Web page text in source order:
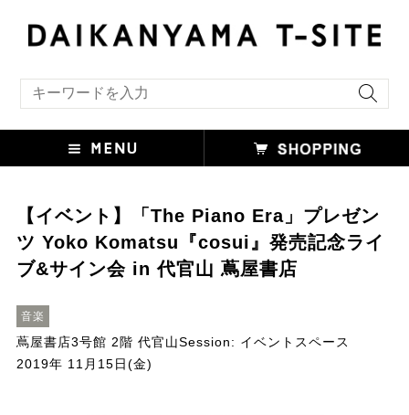
【イベント】「The Piano Era」プレゼン
ツ Yoko Komatsu『cosui』発売記念ライ
ブ&サイン会 in 代官山 蔦屋書店
音楽
蔦屋書店3号館 2階 代官山Session: イベントスペース
2019年 11月15日(金)